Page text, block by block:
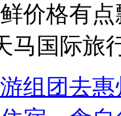
价格有
马国际旅
组团去